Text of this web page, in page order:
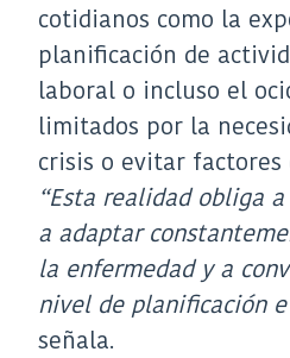
cotidianos como la
planificación de
laboral o incluso el
limitados por la
crisis o evitar factores
“Esta realidad obliga
a adaptar
la enfermedad y a
nivel de planificación
señala.